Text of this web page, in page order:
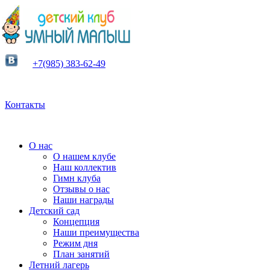
+7(985) 383-62-49
Контакты
О нас
О нашем клубе
Наш коллектив
Гимн клуба
Отзывы о нас
Наши награды
Детский сад
Концепция
Наши преимущества
Режим дня
План занятий
Летний лагерь